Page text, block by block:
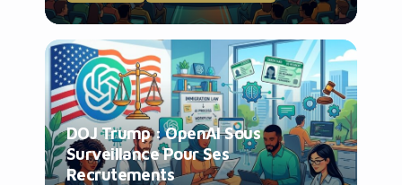
DOJ Trump : OpenAI Sous
Surveillance Pour Ses
Recrutements